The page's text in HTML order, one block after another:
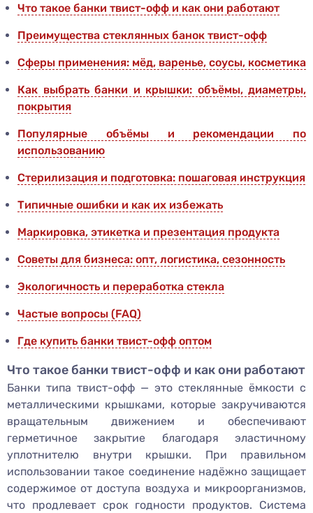
Что такое банки твист-офф и как они работают
Преимущества стеклянных банок твист-офф
Сферы применения: мёд, варенье, соусы, косметика
Как выбрать банки и крышки: объёмы, диаметры,
покрытия
Популярные объёмы и рекомендации по
использованию
Стерилизация и подготовка: пошаговая инструкция
Типичные ошибки и как их избежать
Маркировка, этикетка и презентация продукта
Советы для бизнеса: опт, логистика, сезонность
Экологичность и переработка стекла
Частые вопросы (FAQ)
Где купить банки твист-офф оптом
Что такое банки твист-офф и как они работают
Банки типа твист-офф — это стеклянные ёмкости с
металлическими крышками, которые закручиваются
вращательным движением и обеспечивают
герметичное закрытие благодаря эластичному
уплотнителю внутри крышки. При правильном
использовании такое соединение надёжно защищает
содержимое от доступа воздуха и микроорганизмов,
что продлевает срок годности продуктов. Система